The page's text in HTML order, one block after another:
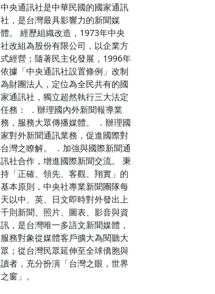
中央通訊社是中華民國的國家通訊
社，是台灣最具影響力的新聞媒
體。 經歷組織改造，1973年中央
社改組為股份有限公司，以企業方
式經營；隨著民主化發展，1996年
依據「中央通訊社設置條例」改制
為財團法人，定位為全民共有的國
家通訊社，獨立超然執行三大法定
任務： ．辦理國內外新聞報導業
務，服務大眾傳播媒體。 ．辦理國
家對外新聞通訊業務，促進國際對
台灣之瞭解。 ．加強與國際新聞通
訊社合作，增進國際新聞交流。 秉
持「正確、領先、客觀、翔實」的
基本原則，中央社專業新聞團隊每
天以中、英、日文即時對外發出上
千則新聞、照片、圖表、影音與資
訊，是台灣唯一多語文新聞媒體，
服務對象從媒體客戶擴大為閱聽大
眾；從台灣民眾延伸至全球僑胞與
讀者，充分扮演「台灣之眼，世界
之窗」。